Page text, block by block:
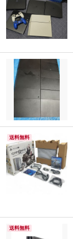
送料無料
送料無料